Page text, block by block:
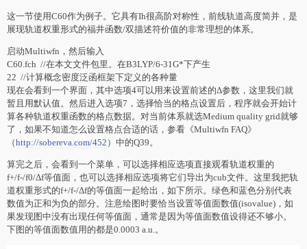
这一节使用C60作为例子。它具有Ih很高阶对称性，前线轨道高度简并，是
展现轨道权重形式的福井函数/双描述符价值的非常理想的体系。
启动Multiwfn，然后输入
C60.fch //在本文文件包里。在B3LYP/6-31G*下产生
22 //计算概念密度泛函框架下定义的各种量
现在会看到一个界面，其中选项4可以用来设置前述的Δ参数，这里我们就
暂且用默认值。然后进入选项7，选择恰当的格点设置后，程序就会开始计
算各种轨道权重函数的格点数据。对当前体系就选Medium quality grid就够
了，如果不知道怎么设置格点合适的话，参看《Multiwfn FAQ》
（http://sobereva.com/452 ）中的Q39。
算完之后，会看到一个菜单，可以选择相应选项直接观看轨道权重的
f+/f-/f0/Δf等值面，也可以选择相应选项将它们导出为cub文件。这里我把轨
道权重形式的f+/f-/Δf的等值面一起给出，如下所示。绿色和蓝色分别代表
数值为正和为负的部分。注意绘图时要恰当设置等值面数值(isovalue)，如
果发现图中没有出现任何等值面，通常是因为等值面数值设得还不够小。
下图的等值面数值用的都是0.0003 a.u.。